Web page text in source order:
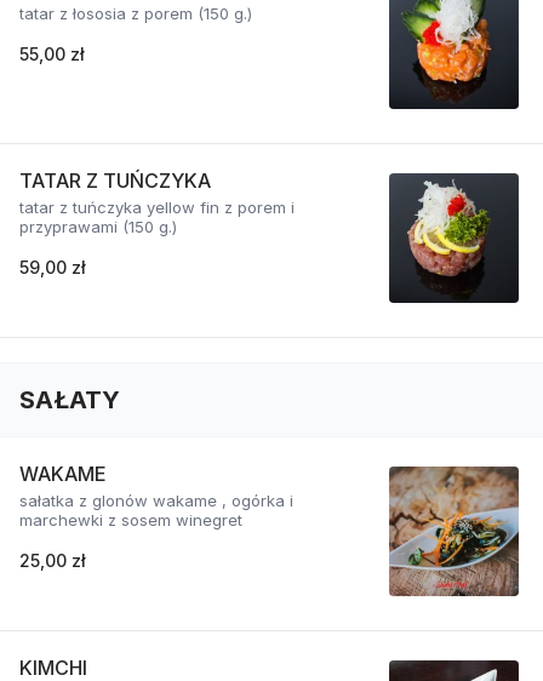
tatar z łososia z porem (150 g.)
55,00 zł
TATAR Z TUŃCZYKA
tatar z tuńczyka yellow fin z porem i
przyprawami (150 g.)
59,00 zł
SAŁATY
WAKAME
sałatka z glonów wakame , ogórka i
marchewki z sosem winegret
25,00 zł
KIMCHI